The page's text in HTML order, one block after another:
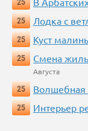
25
25
Лодка с
25
Куст
25
Смена
Августа
25
Волшебная
25
Интерьер